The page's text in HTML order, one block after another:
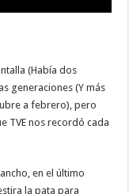
(Había dos
generaciones (Y más
a febrero), pero
TVE nos recordó cada
en el último
la pata para